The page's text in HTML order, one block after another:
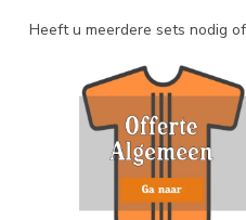
Heeft u meerdere sets nodig